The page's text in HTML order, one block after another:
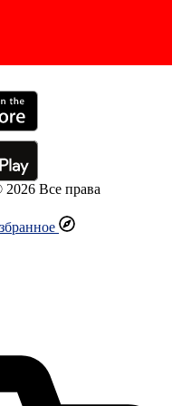
2026 Все права